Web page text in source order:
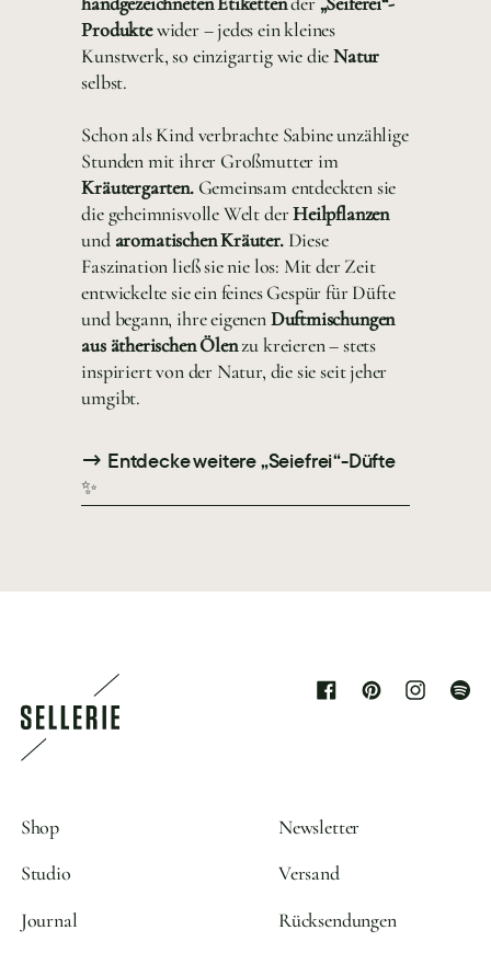
Produktewider – jedes ein kleines
Kunstwerk, so einzigartig wie dieNatur
selbst.
Schon als Kind verbrachte Sabine unzählige
Stunden mit ihrer Großmutter im
Kräutergarten.Gemeinsam entdeckten sie
die geheimnisvolle Welt derHeilpflanzen
und aromatischen Kräuter.Diese
Faszination ließ sie nie los: Mit der Zeit
entwickelte sie ein feines Gespür für Düfte
und begann, ihre eigenenDuftmischungen
aus ätherischen Ölenzu kreieren – stets
inspiriert von der Natur, die sie seit jeher
umgibt.
→ Entdecke weitere „Seiefrei“-Düfte
✨
Facebook Pinterest Instagram
Shop
Studio
Journal
Newsletter
Versand
Rücksendungen